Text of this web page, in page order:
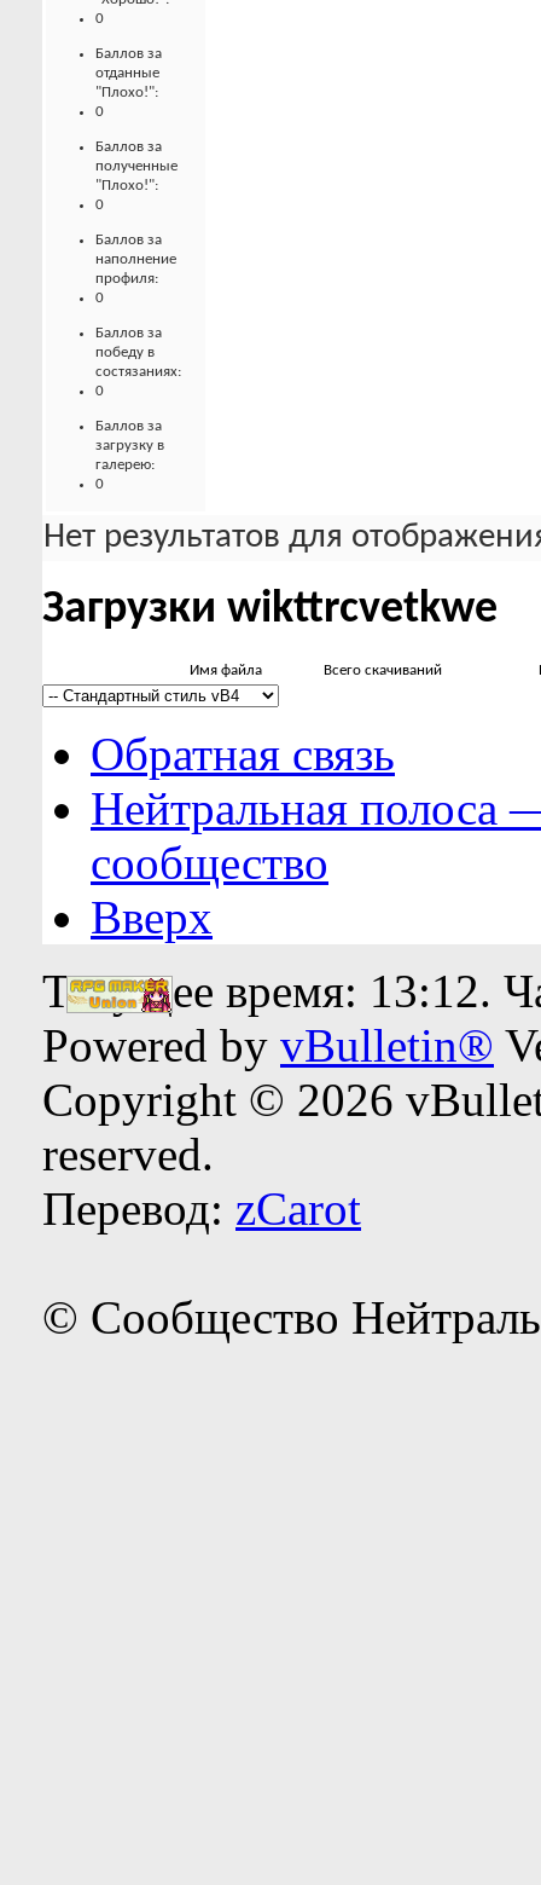
0
Баллов за
отданные
"Плохо!":
0
Баллов за
полученные
"Плохо!":
0
Баллов за
наполнение
профиля:
0
Баллов за
победу в
состязаниях:
0
Баллов за
загрузку в
галерею:
0
Нет результатов для
Загрузки wikttrcvetkwe
Имя файла Всего скачиваний
Обратная связь
Нейтральная полоса
сообщество
Вверх
Текущее время: 13:12.
Powered by vBulletin®
Copyright © 2026
reserved.
Перевод: zCarot
© Сообщество